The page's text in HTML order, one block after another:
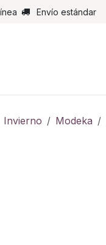
Envío estándar
Invierno Modeka